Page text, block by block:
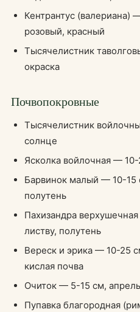
Кентрантус (валериана)
розовый, красный
Тысячелистник
окраска
Почвопокровные
Тысячелистник
солнце
Ясколка войлочная —
Барвинок малый — 10-
полутень
Пахизандра
листву, полутень
Вереск и эрика — 10-25
кислая почва
Очиток — 5-15 см,
Пупавка благородная